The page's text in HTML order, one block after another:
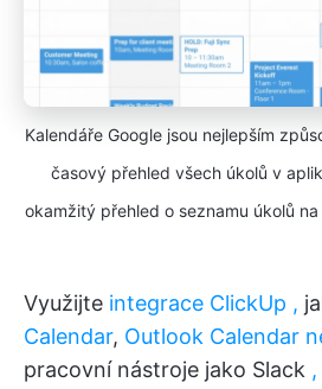
Kalendáře Google jsou nejlepším
časový přehled všech úkolů v
okamžitý přehled o seznamu úkolů
Využijte integrace ClickUp ,
Calendar, Outlook Calendar
pracovní nástroje jako Slack ,